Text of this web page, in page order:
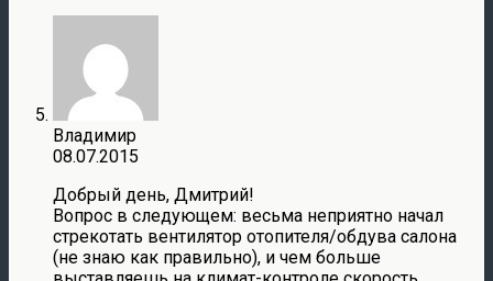
Владимир
08.07.2015
Добрый день, Дмитрий!
Вопрос в следующем: весьма неприятно начал
стрекотать вентилятор отопителя/обдува салона
(не знаю как правильно), и чем больше